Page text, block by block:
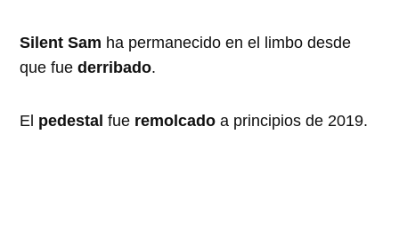
Silent Sam ha permanecido en el limbo desde
que fuederribado.
El pedestal fue remolcado a principios de 2019.